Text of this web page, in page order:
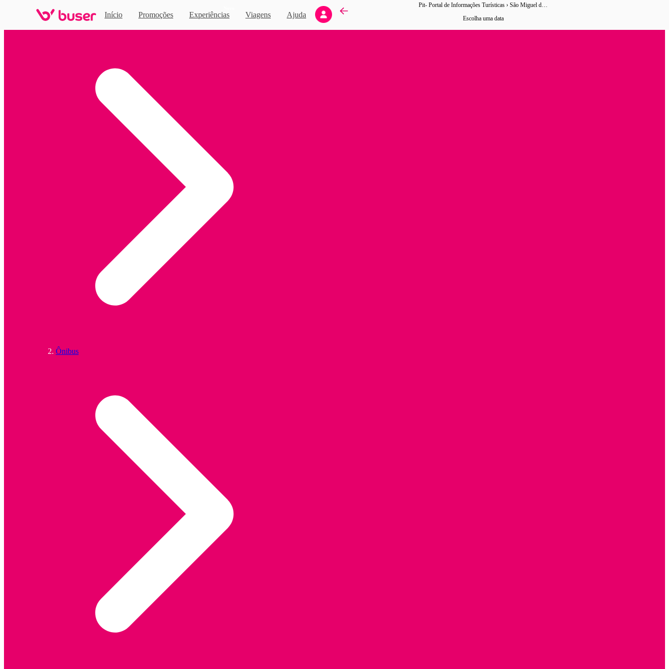
Início Promoções Experiências Viagens Ajuda
Pit- Portal de Informações Turísticas › São Miguel do Oeste
Escolha uma data
Ônibus